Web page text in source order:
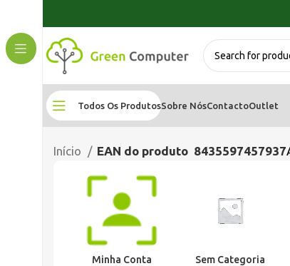
Todos Os ProdutosSobre NósContactoOutlet
Início EAN do produto 8435597457937
Minha Conta Sem Categoria